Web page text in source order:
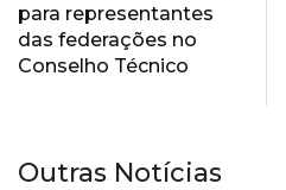
para representantes
das federações no
Conselho Técnico
Outras Notícias